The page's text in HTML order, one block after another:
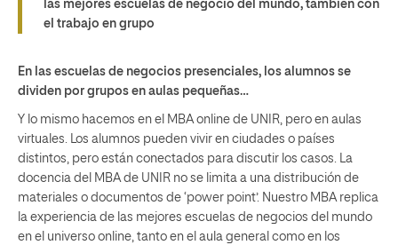
las mejores escuelas de negocio del mundo, también con
el trabajo en grupo
En las escuelas de negocios presenciales, los alumnos se
dividen por grupos en aulas pequeñas…
Y lo mismo hacemos en el MBA online de UNIR, pero en aulas
virtuales. Los alumnos pueden vivir en ciudades o países
distintos, pero están conectados para discutir los casos. La
docencia del MBA de UNIR no se limita a una distribución de
materiales o documentos de ‘power point’. Nuestro MBA replica
la experiencia de las mejores escuelas de negocios del mundo
en el universo online, tanto en el aula general como en los